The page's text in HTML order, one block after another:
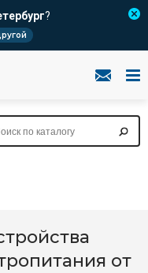
?
от